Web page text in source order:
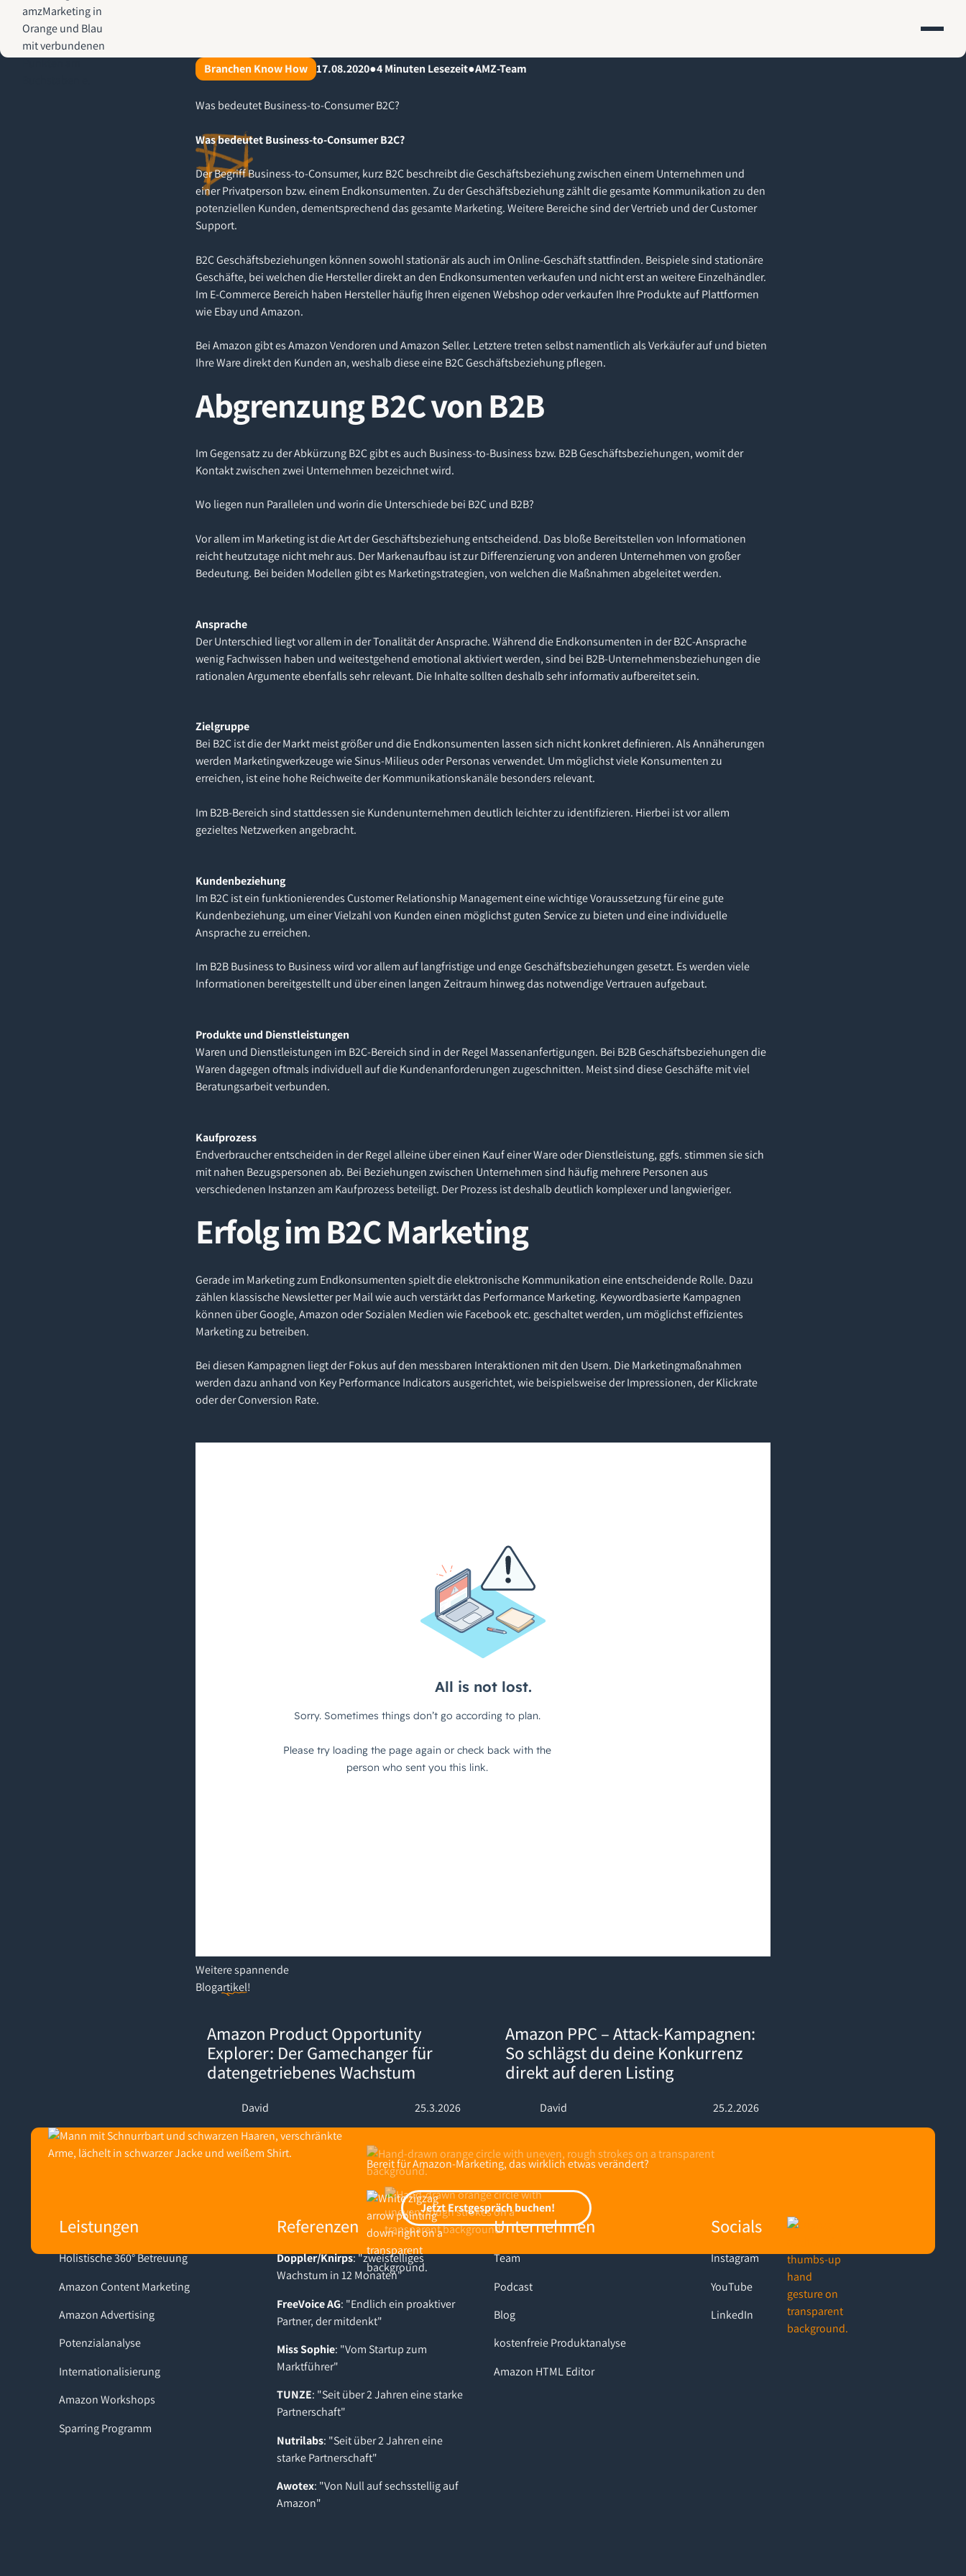
AMZ-Marketing.de - Amazon Agentur für profitables Wachstum
Branchen Know How 17.08.2020●4Minuten Lesezeit●AMZ-Team
Was bedeutet Business-to-Consumer B2C?
Was bedeutet Business-to-Consumer B2C?
Der Begriff Business-to-Consumer, kurz B2C beschreibt die Geschäftsbeziehung zwischen einem Unternehmen und
einer Privatperson bzw. einem Endkonsumenten. Zu der Geschäftsbeziehung zählt die gesamte Kommunikation zu den
potenziellen Kunden, dementsprechend das gesamte Marketing. Weitere Bereiche sind der Vertrieb und der Customer
Support.
B2C Geschäftsbeziehungen können sowohl stationär als auch im Online-Geschäft stattfinden. Beispiele sind stationäre
Geschäfte, bei welchen die Hersteller direkt an den Endkonsumenten verkaufen und nicht erst an weitere Einzelhändler.
Im E-Commerce Bereich haben Hersteller häufig Ihren eigenen Webshop oder verkaufen Ihre Produkte auf Plattformen
wie Ebay und Amazon.
Bei Amazon gibt es Amazon Vendoren und Amazon Seller. Letztere treten selbst namentlich als Verkäufer auf und bieten
Ihre Ware direkt den Kunden an, weshalb diese eine B2C Geschäftsbeziehung pflegen.
Abgrenzung B2C von B2B
Im Gegensatz zu der Abkürzung B2C gibt es auch Business-to-Business bzw. B2B Geschäftsbeziehungen, womit der
Kontakt zwischen zwei Unternehmen bezeichnet wird.
Wo liegen nun Parallelen und worin die Unterschiede bei B2C und B2B?
Vor allem im Marketing ist die Art der Geschäftsbeziehung entscheidend. Das bloße Bereitstellen von Informationen
reicht heutzutage nicht mehr aus. Der Markenaufbau ist zur Differenzierung von anderen Unternehmen von großer
Bedeutung. Bei beiden Modellen gibt es Marketingstrategien, von welchen die Maßnahmen abgeleitet werden.
Ansprache
Der Unterschied liegt vor allem in der Tonalität der Ansprache. Während die Endkonsumenten in der B2C-Ansprache
wenig Fachwissen haben und weitestgehend emotional aktiviert werden, sind bei B2B-Unternehmensbeziehungen die
rationalen Argumente ebenfalls sehr relevant. Die Inhalte sollten deshalb sehr informativ aufbereitet sein.
Zielgruppe
Bei B2C ist die der Markt meist größer und die Endkonsumenten lassen sich nicht konkret definieren. Als Annäherungen
werden Marketingwerkzeuge wie Sinus-Milieus oder Personas verwendet. Um möglichst viele Konsumenten zu
erreichen, ist eine hohe Reichweite der Kommunikationskanäle besonders relevant.
Im B2B-Bereich sind stattdessen sie Kundenunternehmen deutlich leichter zu identifizieren. Hierbei ist vor allem
gezieltes Netzwerken angebracht.
Kundenbeziehung
Im B2C ist ein funktionierendes Customer Relationship Management eine wichtige Voraussetzung für eine gute
Kundenbeziehung, um einer Vielzahl von Kunden einen möglichst guten Service zu bieten und eine individuelle
Ansprache zu erreichen.
Im B2B Business to Business wird vor allem auf langfristige und enge Geschäftsbeziehungen gesetzt. Es werden viele
Informationen bereitgestellt und über einen langen Zeitraum hinweg das notwendige Vertrauen aufgebaut.
Produkte und Dienstleistungen
Waren und Dienstleistungen im B2C-Bereich sind in der Regel Massenanfertigungen. Bei B2B Geschäftsbeziehungen die
Waren dagegen oftmals individuell auf die Kundenanforderungen zugeschnitten. Meist sind diese Geschäfte mit viel
Beratungsarbeit verbunden.
Kaufprozess
Endverbraucher entscheiden in der Regel alleine über einen Kauf einer Ware oder Dienstleistung, ggfs. stimmen sie sich
mit nahen Bezugspersonen ab. Bei Beziehungen zwischen Unternehmen sind häufig mehrere Personen aus
verschiedenen Instanzen am Kaufprozess beteiligt. Der Prozess ist deshalb deutlich komplexer und langwieriger.
Erfolg im B2C Marketing
Gerade im Marketing zum Endkonsumenten spielt die elektronische Kommunikation eine entscheidende Rolle. Dazu
zählen klassische Newsletter per Mail wie auch verstärkt das Performance Marketing. Keywordbasierte Kampagnen
können über Google, Amazon oder Sozialen Medien wie Facebook etc. geschaltet werden, um möglichst effizientes
Marketing zu betreiben.
Bei diesen Kampagnen liegt der Fokus auf den messbaren Interaktionen mit den Usern. Die Marketingmaßnahmen
werden dazu anhand von Key Performance Indicators ausgerichtet, wie beispielsweise der Impressionen, der Klickrate
oder der Conversion Rate.
Weiterespannende
Blogartikel!
Amazon Product Opportunity
Explorer: Der Gamechanger für
datengetriebenes Wachstum
David 25.3.2026
Amazon PPC – Attack-Kampagnen:
So schlägst du deine Konkurrenz
direkt auf deren Listing
David 25.2.2026
Bereit für Amazon-Marketing, das wirklich etwas verändert?
Jetzt Erstgespräch buchen!
Jetzt Erstgespräch buchen!
Leistungen
Holistische 360° Betreuung
Amazon Content Marketing
Amazon Advertising
Potenzialanalyse
Internationalisierung
Amazon Workshops
Sparring Programm
Referenzen
Doppler/Knirps: "zweistelliges
Wachstum in 12 Monaten"
FreeVoice AG: "Endlich ein proaktiver
Partner, der mitdenkt"
Miss Sophie: "Vom Startup zum
Marktführer"
TUNZE: "Seit über 2 Jahren eine starke
Partnerschaft"
Nutrilabs: "Seit über 2 Jahren eine
starke Partnerschaft"
Awotex: "Von Null auf sechsstellig auf
Amazon"
Unternehmen
Team
Podcast
Blog
kostenfreie Produktanalyse
Amazon HTML Editor
Socials
Instagram
YouTube
LinkedIn